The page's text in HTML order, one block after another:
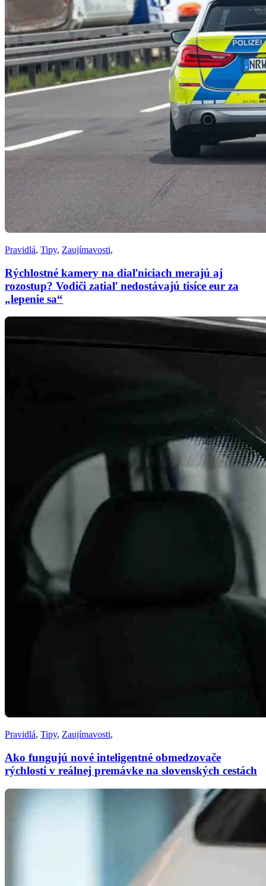
Pravidlá, Tipy, Zaujímavosti,
Rýchlostné kamery na diaľniciach merajú aj
rozostup? Vodiči zatiaľ nedostávajú tisíce eur za
„lepenie sa“
Pravidlá, Tipy, Zaujímavosti,
Ako fungujú nové inteligentné obmedzovače
rýchlosti v reálnej premávke na slovenských cestách